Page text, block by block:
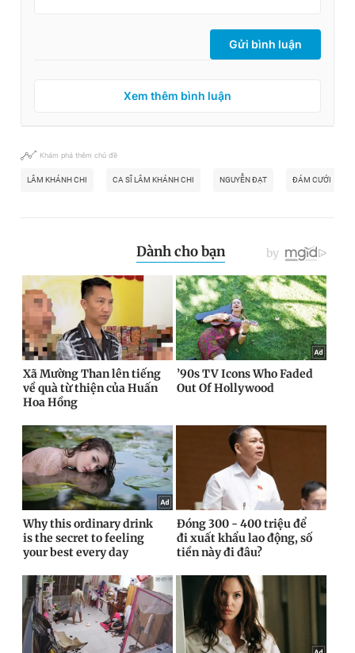
Gửi bình luận
Xem thêm bình luận
Khám phá thêm chủ đề
LÂM KHÁNH CHI CA SĨ LÂM KHÁNH CHI NGUYỄN ĐẠT ĐÁM CƯỚI